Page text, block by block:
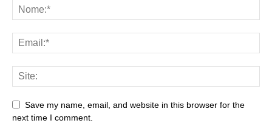
Save my name, email, and website in this browser for the
next time I comment.